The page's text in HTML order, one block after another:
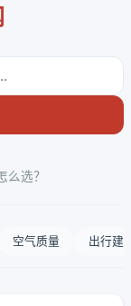
么选？
空气质量 出行建